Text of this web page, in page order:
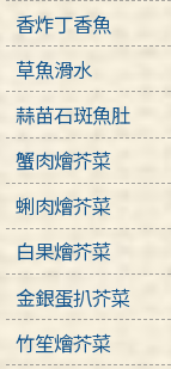
香炸丁香魚
草魚滑水
蒜苗石斑魚肚
蟹肉燴芥菜
蜊肉燴芥菜
白果燴芥菜
金銀蛋扒芥菜
竹笙燴芥菜